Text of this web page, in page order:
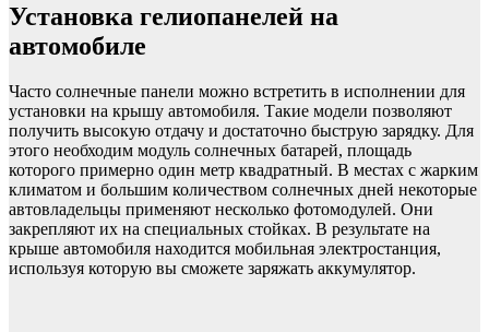
Установка гелиопанелей на
автомобиле
Часто солнечные панели можно встретить в исполнении для
установки на крышу автомобиля. Такие модели позволяют
получить высокую отдачу и достаточно быструю зарядку. Для
этого необходим модуль солнечных батарей, площадь
которого примерно один метр квадратный. В местах с жарким
климатом и большим количеством солнечных дней некоторые
автовладельцы применяют несколько фотомодулей. Они
закрепляют их на специальных стойках. В результате на
крыше автомобиля находится мобильная электростанция,
используя которую вы сможете заряжать аккумулятор.